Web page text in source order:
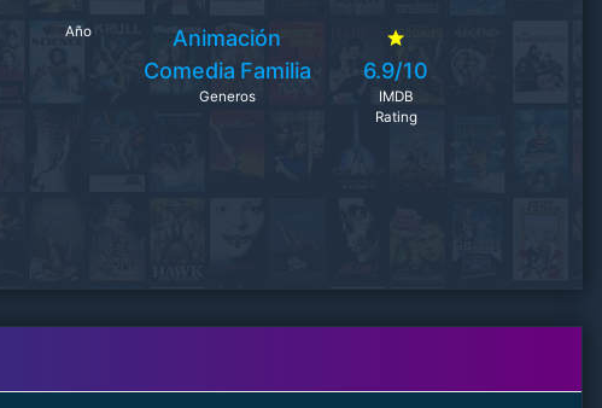
Año
Animación
Comedia Familia
Generos
6.9/10
IMDB
Rating